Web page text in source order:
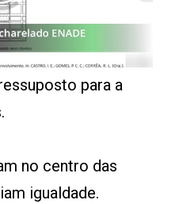
para a
no centro das
igualdade.